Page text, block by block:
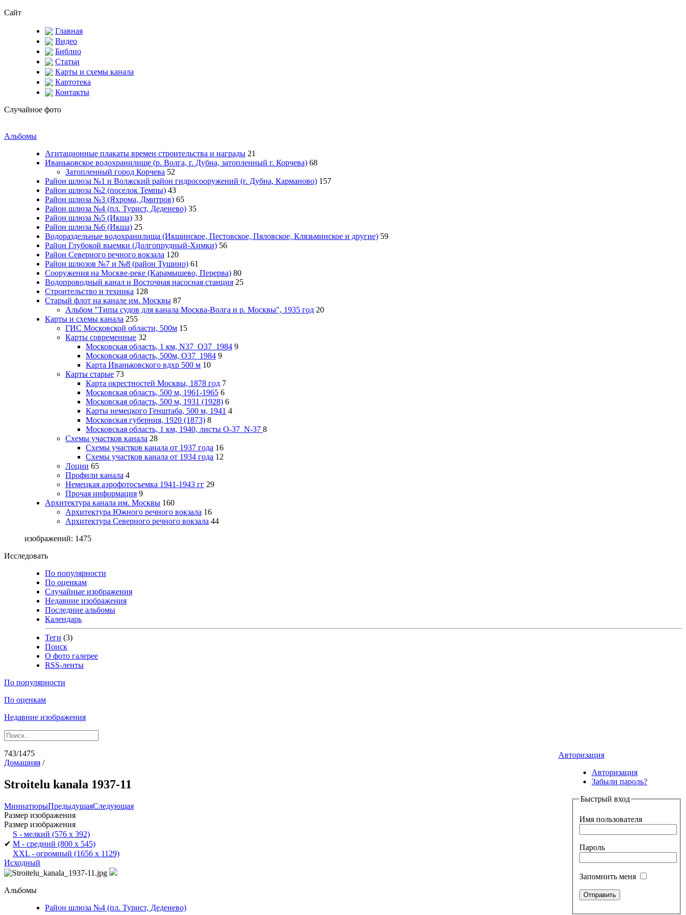
Сайт
Главная
Видео
Библио
Статьи
Карты и схемы канала
Картотека
Контакты
Случайное фото
Альбомы
Агитационные плакаты времен строительства и награды 21
Иваньковское водохранилище (р. Волга, г. Дубна, затопленный г. Корчева) 68
Затопленный город Корчева 52
Район шлюза №1 и Волжский район гидросооружений (г. Дубна, Карманово) 157
Район шлюза №2 (поселок Темпы) 43
Район шлюза №3 (Яхрома, Дмитров) 65
Район шлюза №4 (пл. Турист, Деденево) 35
Район шлюза №5 (Икша) 33
Район шлюза №6 (Икша) 25
Водораздельные водохранилища (Икшинское, Пестовское, Пяловское, Клязьминское и другие) 59
Район Глубокой выемки (Долгопрудный-Химки) 56
Район Северного речного вокзала 120
Район шлюзов №7 и №8 (район Тушино) 61
Сооружения на Москве-реке (Карамышево, Перерва) 80
Водопроводный канал и Восточная насосная станция 25
Строительство и техника 128
Старый флот на канале им. Москвы 87
Альбом "Типы судов для канала Москва-Волга и р. Москвы", 1935 год 20
Карты и схемы канала 255
ГИС Московcкой области, 500м 15
Карты современные 32
Московская область, 1 км, N37_O37_1984 9
Московская область, 500м, О37_1984 9
Карта Иваньковского вдхр 500 м 10
Карты старые 73
Карта окрестностей Москвы, 1878 год 7
Московская область, 500 м, 1961-1965 6
Московская область, 500 м, 1931 (1928) 6
Карты немецкого Генштаба, 500 м, 1941 4
Московская губерния, 1920 (1873) 8
Московская область, 1 км, 1940, листы О-37_N-37 8
Схемы участков канала 28
Схемы участков канала от 1937 года 16
Схемы участков канала от 1934 года 12
Лоции 65
Профили канала 4
Немецкая аэрофотосъемка 1941-1943 гг 29
Прочая информация 9
Архитектура канала им. Москвы 160
Архитектура Южного речного вокзала 16
Архитектура Северного речного вокзала 44
изображений: 1475
Исследовать
По популярности
По оценкам
Случайные изображения
Недавние изображения
Последние альбомы
Календарь
Теги (3)
Поиск
О фото галерее
RSS-ленты
По популярности
По оценкам
Недавние изображения
Авторизация
Авторизация
Забыли пароль?
Быстрый вход
Имя пользователя
Пароль
Запомнить меня
743/1475
Домашняя /
Stroitelu kanala 1937-11
МиниатюрыПредыдущаяСледующая
Размер изображения
Размер изображения
S - мелкий (576 x 392)
✔ M - средний (800 x 545)
XXL - огромный (1656 x 1129)
Исходный
Альбомы
Район шлюза №4 (пл. Турист, Деденево)